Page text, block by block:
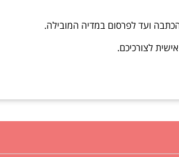
ועד לפרסום במדיה המובילה.
לצורכיכם.